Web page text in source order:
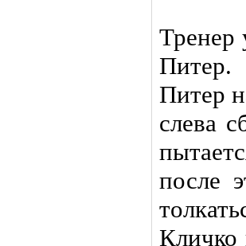
Тренер
Питер
слева
после